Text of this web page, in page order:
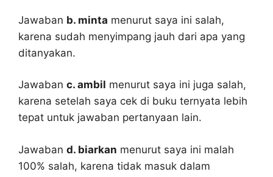
Jawaban b. minta menurut saya ini salah,
karena sudah menyimpang jauh dari apa yang
ditanyakan.
Jawaban c. ambil menurut saya ini juga salah,
karena setelah saya cek di buku ternyata lebih
tepat untuk jawaban pertanyaan lain.
Jawaban d. biarkan menurut saya ini malah
100% salah, karena tidak masuk dalam